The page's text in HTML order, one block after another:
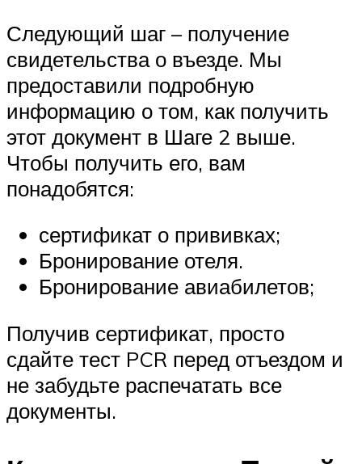
Следующий шаг – получение
свидетельства о въезде. Мы
предоставили подробную
информацию о том, как получить
этот документ в Шаге 2 выше.
Чтобы получить его, вам
понадобятся:
сертификат о прививках;
Бронирование отеля.
Бронирование авиабилетов;
Получив сертификат, просто
сдайте тест PCR перед отъездом и
не забудьте распечатать все
документы.